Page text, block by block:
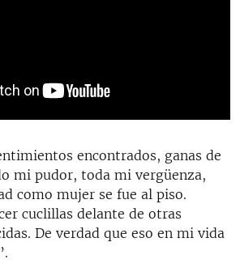
encontrados, ganas de
mi pudor, toda mi vergüenza,
como mujer se fue al piso.
cuclillas delante de otras
De verdad que eso en mi vida